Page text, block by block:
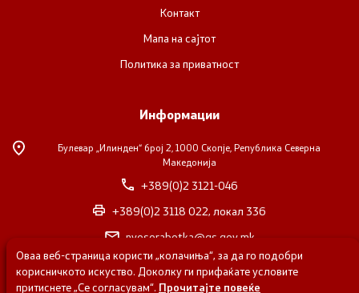
Основање на здружение
Дијалог меѓу Владата и граѓанскиот сектор
Отворени денови за иницијативи на граѓанските
Контакт
Мапа на сајтот
Политика за приватност
Информации
Булевар „Илинден“ број 2, 1000 Скопје, Република Северна
Македонија
+389(0)2 3121-046
+389(0)2 3118 022, локал 336
nvosorabotka@gs.gov.mk
© 2026 Одделение за соработка со невладините организации -
Оваа веб-страница користи „колачиња“, за да го подобри
корисничкото искуство. Доколку ги прифаќате условите
притиснете „Се согласувам“. Прочитајте повеќе